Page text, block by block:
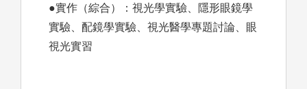
●實作（綜合）：視光學實驗、隱形眼鏡學
實驗、配鏡學實驗、視光醫學專題討論、眼
視光實習